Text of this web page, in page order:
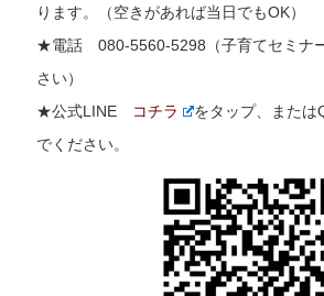
ります。（空きがあれば当日でもOK）
★電話 080-5560-5298（子育てセミナ
さい）
★公式LINE
コチラ
をタップ、または
でください。